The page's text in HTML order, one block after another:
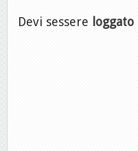
Devi sessere loggato